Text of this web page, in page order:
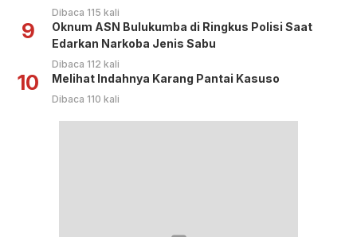
Dibaca 115 kali
9
Oknum ASN Bulukumba di Ringkus Polisi Saat
Edarkan Narkoba Jenis Sabu
Dibaca 112 kali
10 Melihat Indahnya Karang Pantai Kasuso
Dibaca 110 kali